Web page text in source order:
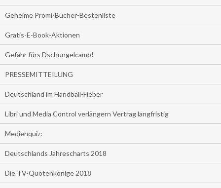
Geheime Promi-Bücher-Bestenliste
Gratis-E-Book-Aktionen
Gefahr fürs Dschungelcamp!
PRESSEMITTEILUNG
Deutschland im Handball-Fieber
Libri und Media Control verlängern Vertrag langfristig
Medienquiz:
Deutschlands Jahrescharts 2018
Die TV-Quotenkönige 2018